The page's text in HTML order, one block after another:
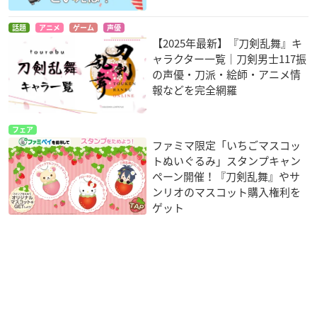
話題 アニメ ゲーム 声優
【2025年最新】『刀剣乱舞』キ
ャラクター一覧｜刀剣男士117振
の声優・刀派・絵師・アニメ情
報などを完全網羅
フェア
ファミマ限定「いちごマスコッ
トぬいぐるみ」スタンプキャン
ペーン開催！『刀剣乱舞』やサ
ンリオのマスコット購入権利を
ゲット